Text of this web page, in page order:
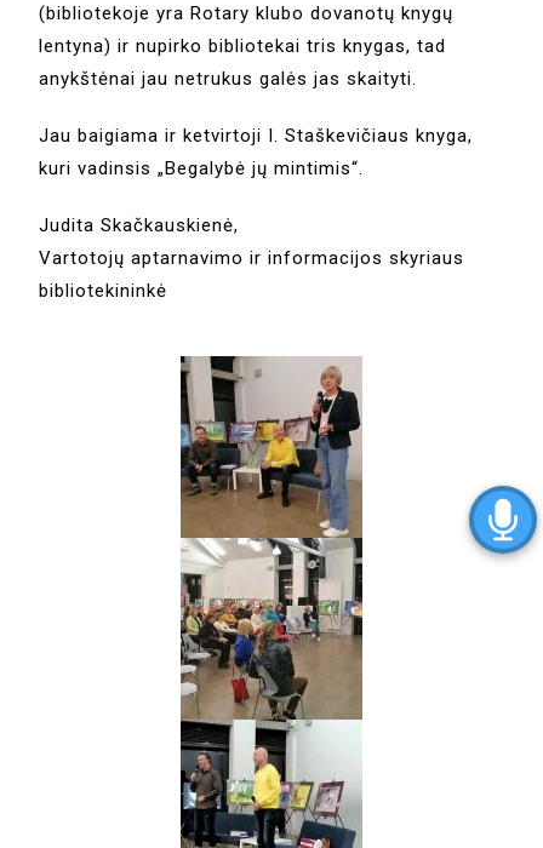
(bibliotekoje yra Rotary klubo dovanotų knygų
lentyna) ir nupirko bibliotekai tris knygas, tad
anykštėnai jau netrukus galės jas skaityti.
Jau baigiama ir ketvirtoji I. Staškevičiaus knyga,
kuri vadinsis „Begalybė jų mintimis“.
Judita Skačkauskienė,
Vartotojų aptarnavimo ir informacijos skyriaus
bibliotekininkė